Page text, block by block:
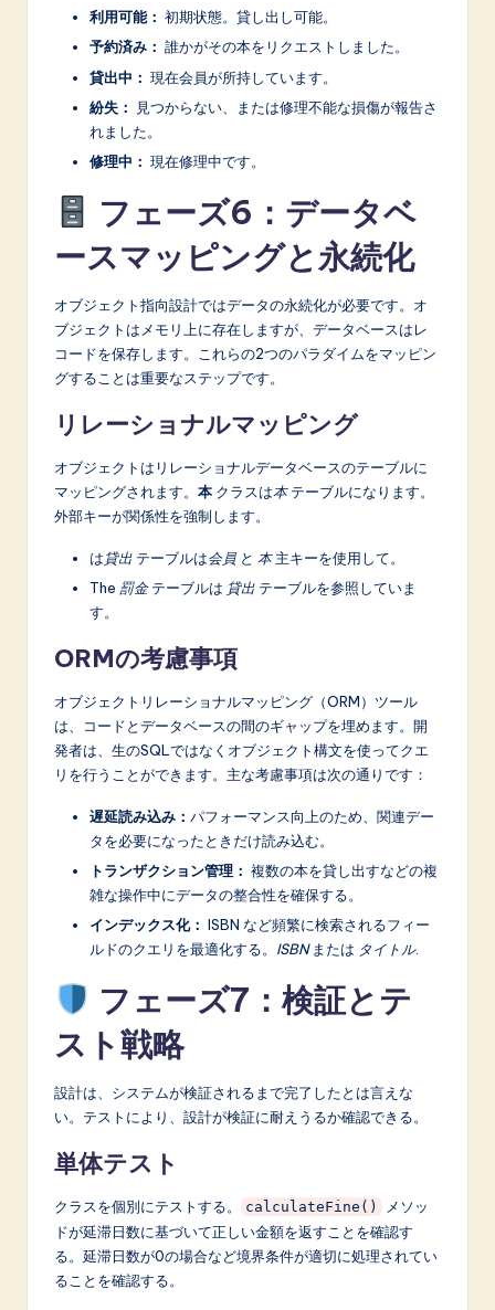
利用可能： 初期状態。貸し出し可能。
予約済み： 誰かがその本をリクエストしました。
貸出中： 現在会員が所持しています。
紛失：
見つからない、または修理不能な損傷が報告さ
れました。
修理中： 現在修理中です。
フェーズ6：データベ
ースマッピングと永続化
オブジェクト指向設計ではデータの永続化が必要です。オ
ブジェクトはメモリ上に存在しますが、データベースはレ
コードを保存します。これらの2つのパラダイムをマッピン
グすることは重要なステップです。
リレーショナルマッピング
オブジェクトはリレーショナルデータベースのテーブルに
マッピングされます。 本 クラスは本テーブルになります。
外部キーが関係性を強制します。
は貸出 テーブルは会員 と 本主キーを使用して。
The 罰金テーブルは 貸出 テーブルを参照していま
す。
ORMの考慮事項
オブジェクトリレーショナルマッピング（ORM）ツール
は、コードとデータベースの間のギャップを埋めます。開
発者は、生のSQLではなくオブジェクト構文を使ってクエ
リを行うことができます。主な考慮事項は次の通りです：
遅延読み込み： パフォーマンス向上のため、関連デー
タを必要になったときだけ読み込む。
トランザクション管理： 複数の本を貸し出すなどの複
雑な操作中にデータの整合性を確保する。
インデックス化： ISBN など頻繁に検索されるフィー
ルドのクエリを最適化する。 ISBNまたは タイトル.
フェーズ7：検証とテ
スト戦略
設計は、システムが検証されるまで完了したとは言えな
い。テストにより、設計が検証に耐えうるか確認できる。
単体テスト
クラスを個別にテストする。 calculateFine()
メソッ
ドが延滞日数に基づいて正しい金額を返すことを確認す
る。延滞日数が0の場合など境界条件が適切に処理されてい
ることを確認する。